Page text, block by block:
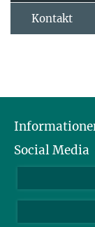
Kontakt
Bewerbende
Journalist:innen
Social Media
Bluesky
YouTube